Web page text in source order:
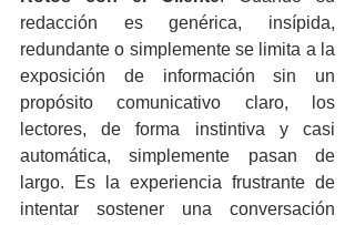
redacción es genérica, insípida,
redundante o simplemente se limita a la
exposición de información sin un
propósito comunicativo claro, los
lectores, de forma instintiva y casi
automática, simplemente pasan de
largo. Es la experiencia frustrante de
intentar sostener una conversación